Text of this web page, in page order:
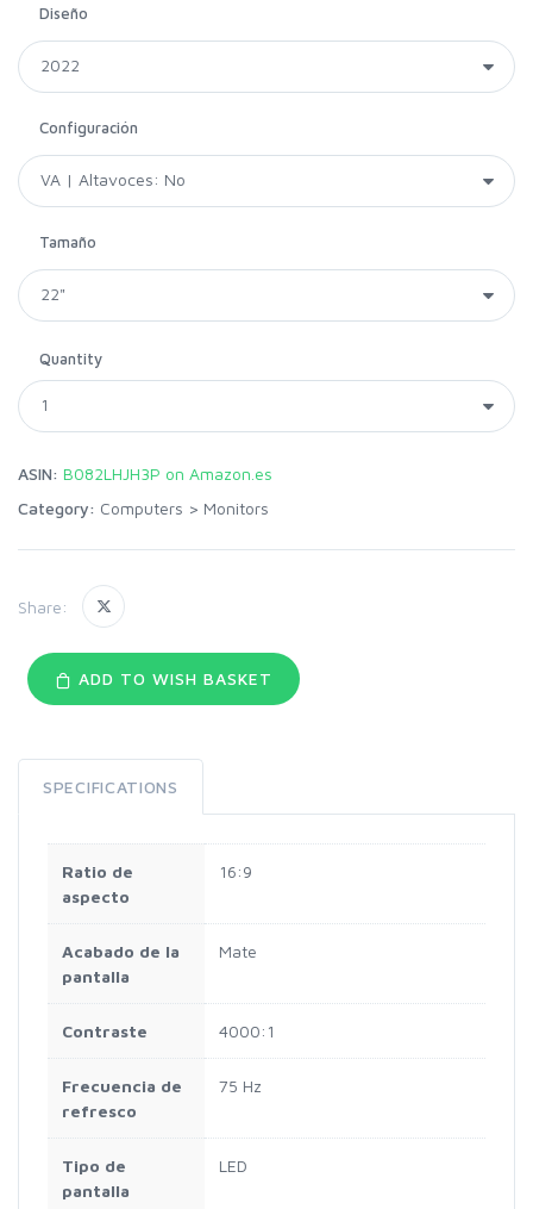
Diseño
Configuración
Tamaño
Quantity
ASIN: B082LHJH3P on Amazon.es
Category: Computers > Monitors
Share:
ADD TO WISH BASKET
SPECIFICATIONS
Ratio de
aspecto
16:9
Acabado de la
pantalla
Mate
Contraste 4000:1
Frecuencia de
refresco
75 Hz
Tipo de
pantalla
LED